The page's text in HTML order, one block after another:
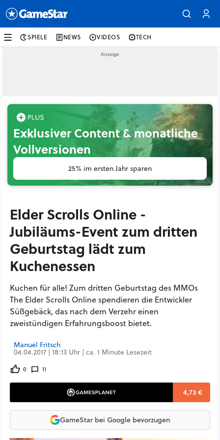
SPIELE NEWS VIDEOS TECH
Exklusiver Content & monatliche
Vollversionen
25% im ersten Jahr sparen
Elder Scrolls Online -
Jubiläums-Event zum dritten
Geburtstag lädt zum
Kuchenessen
Kuchen für alle! Zum dritten Geburtstag des MMOs
The Elder Scrolls Online spendieren die Entwickler
Süßgebäck, das nach dem Verzehr einen
zweistündigen Erfahrungsboost bietet.
Manuel Fritsch
04.04.2017 | 18:13 Uhr | ca. 1 Minute Lesezeit
0 11
4,73 €
GameStar bei Google bevorzugen